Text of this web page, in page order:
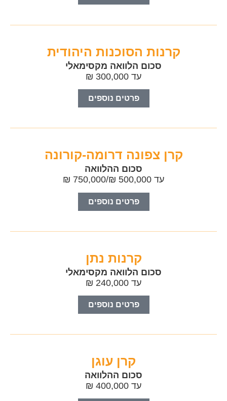
קרנות הסוכנות היהודית
סכום הלוואה מקסימאלי
עד 300,000 ₪
פרטים נוספים
קרן צפונה דרומה-קורונה
סכום ההלוואה
עד 500,000 ₪/750,000 ₪
פרטים נוספים
קרנות נתן
סכום הלוואה מקסימאלי
עד 240,000 ₪
פרטים נוספים
קרן עוגן
סכום ההלוואה
עד 400,000 ₪